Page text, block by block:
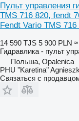
Пульт управления
TMS 716 820, fendt
Fendt Vario TMS 716
14 590 TJS 5 900 PLN
Гидравлика - пульт
Польша, Opalenica
PHU "Karetina"
Связаться с